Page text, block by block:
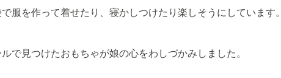
服を作って着せたり、寝かしつけたり楽しそうにしています。
で見つけたおもちゃが娘の心をわしづかみしました。